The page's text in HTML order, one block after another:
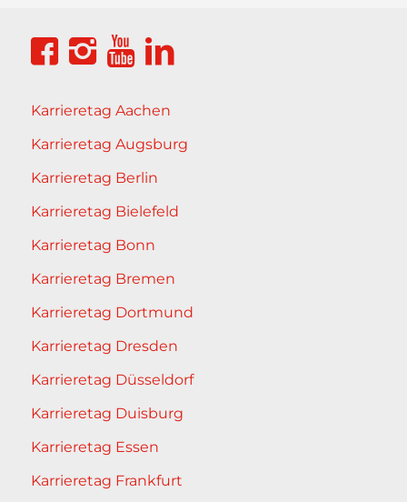
Karrieretag Aachen
Karrieretag Augsburg
Karrieretag Berlin
Karrieretag Bielefeld
Karrieretag Bonn
Karrieretag Bremen
Karrieretag Dortmund
Karrieretag Dresden
Karrieretag Düsseldorf
Karrieretag Duisburg
Karrieretag Essen
Karrieretag Frankfurt